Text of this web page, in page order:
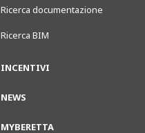
Ricerca documentazione
Ricerca BIM
INCENTIVI
NEWS
MYBERETTA